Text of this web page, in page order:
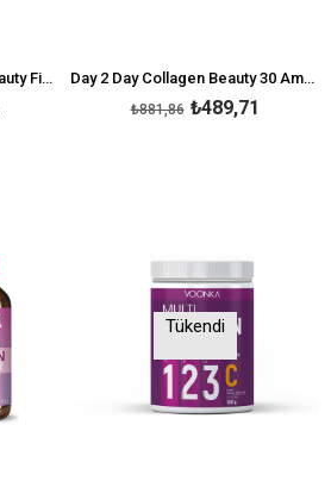
Day 2 Day The Collagen Beauty Fish 30 Saşe Day 2 Day Collagen Beauty 30 Ampül
₺489,71
₺881,86
Tükendi